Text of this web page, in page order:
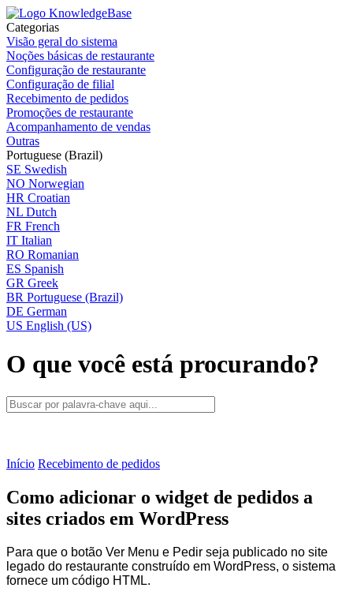
Categorias
Visão geral do sistema
Noções básicas de restaurante
Configuração de restaurante
Configuração de filial
Recebimento de pedidos
Promoções de restaurante
Acompanhamento de vendas
Outras
Portuguese (Brazil)
SE Swedish
NO Norwegian
HR Croatian
NL Dutch
FR French
IT Italian
RO Romanian
ES Spanish
GR Greek
BR Portuguese (Brazil)
DE German
US English (US)
O que você está procurando?
Início Recebimento de pedidos
Como adicionar o widget de pedidos a
sites criados em WordPress
Para que o botão Ver Menu e Pedir seja publicado no site
legado do restaurante construído em WordPress, o sistema
fornece um código HTML.